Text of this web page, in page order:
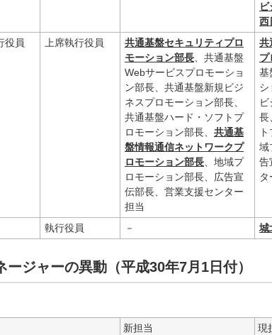
西
役員 上席執行役員
共通基盤セキュリティプロ
モーション部長 、共通基盤
Webサービスプロモーショ
ン部長、共通基盤新規ビジ
ネスプロモーション部長、
共通基盤ハード・ソフトプ
ロモーション部長、 共通基
盤情報通信ネットワークプ
ロモーション部長 、地域プ
ロモーション部長、広告宣
伝部長、営業支援センター
担当
共
プ
基
シ
長
域
告
タ
執行役員 － 城
ージャーの異動（平成30年7月1日付）
新担当
現